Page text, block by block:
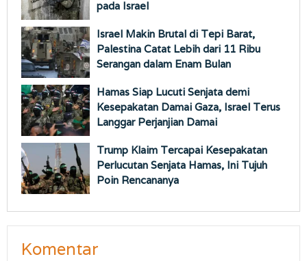
pada Israel
Israel Makin Brutal di Tepi Barat,
Palestina Catat Lebih dari 11 Ribu
Serangan dalam Enam Bulan
Hamas Siap Lucuti Senjata demi
Kesepakatan Damai Gaza, Israel Terus
Langgar Perjanjian Damai
Trump Klaim Tercapai Kesepakatan
Perlucutan Senjata Hamas, Ini Tujuh
Poin Rencananya
Komentar